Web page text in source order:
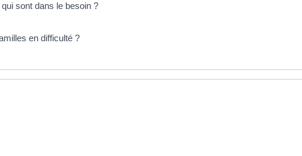
sont dans le besoin ?
en difficulté ?